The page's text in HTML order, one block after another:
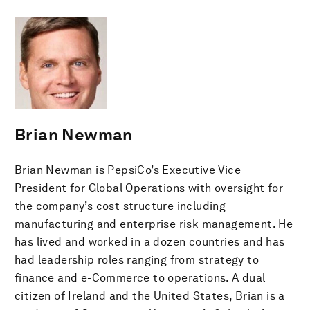
Brian Newman
Brian Newman is PepsiCo’s Executive Vice
President for Global Operations with oversight for
the company’s cost structure including
manufacturing and enterprise risk management. He
has lived and worked in a dozen countries and has
had leadership roles ranging from strategy to
finance and e-Commerce to operations. A dual
citizen of Ireland and the United States, Brian is a